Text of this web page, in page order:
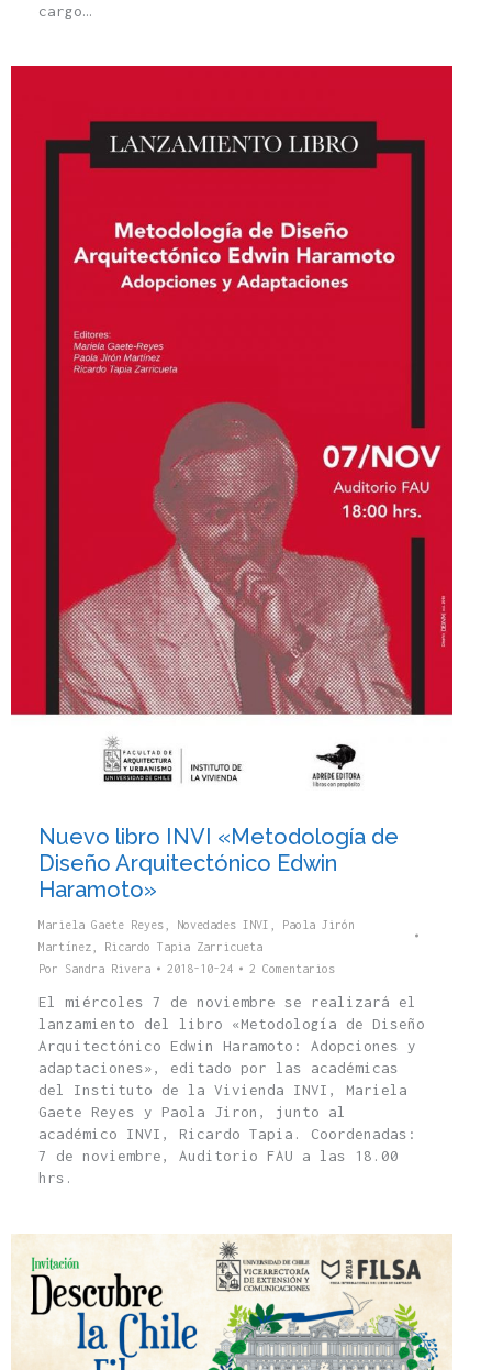
cargo…
Nuevo libro INVI «Metodología de
Diseño Arquitectónico Edwin
Haramoto»
Mariela Gaete Reyes Novedades INVI
Paola Jirón
Martínez
Ricardo Tapia Zarricueta
Por Sandra Rivera 2018-10-24 2 Comentarios
El miércoles 7 de noviembre se realizará el
lanzamiento del libro «Metodología de Diseño
Arquitectónico Edwin Haramoto: Adopciones y
adaptaciones», editado por las académicas
del Instituto de la Vivienda INVI, Mariela
Gaete Reyes y Paola Jiron, junto al
académico INVI, Ricardo Tapia. Coordenadas:
7 de noviembre, Auditorio FAU a las 18.00
hrs.